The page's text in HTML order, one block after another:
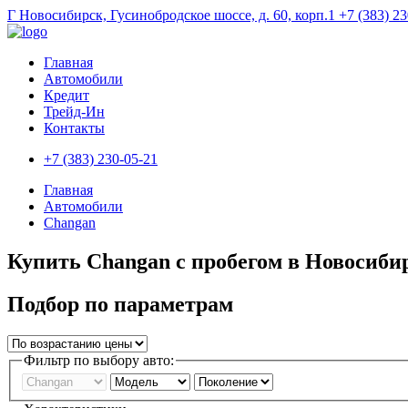
Г Новосибирск, Гусинобродское шоссе, д. 60, корп.1 +7 (383)
Главная
Автомобили
Кредит
Трейд-Ин
Контакты
+7 (383) 230-05-21
Главная
Автомобили
Changan
Купить Changan с пробегом в
Подбор по параметрам
Фильтр по выбору авто: